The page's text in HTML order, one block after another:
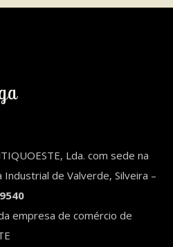
Lda. com sede na
Industrial de Valverde, Silveira –
empresa de comércio de